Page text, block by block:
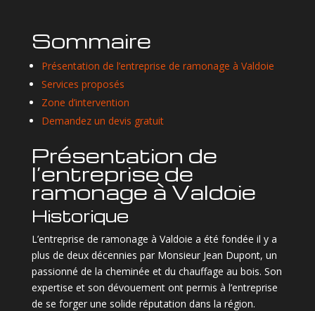
Sommaire
Présentation de l’entreprise de ramonage à Valdoie
Services proposés
Zone d’intervention
Demandez un devis gratuit
Présentation de
l’entreprise de
ramonage à Valdoie
Historique
L’entreprise de ramonage à Valdoie a été fondée il y a
plus de deux décennies par Monsieur Jean Dupont, un
passionné de la cheminée et du chauffage au bois. Son
expertise et son dévouement ont permis à l’entreprise
de se forger une solide réputation dans la région.